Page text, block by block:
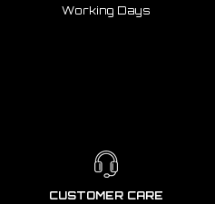
Working Days
CUSTOMER CARE